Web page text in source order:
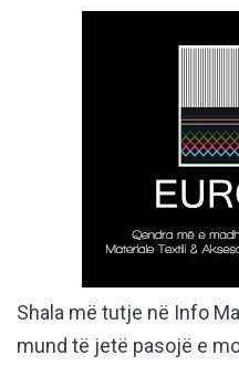
Shala më tutje në Info
mund të jetë pasojë e